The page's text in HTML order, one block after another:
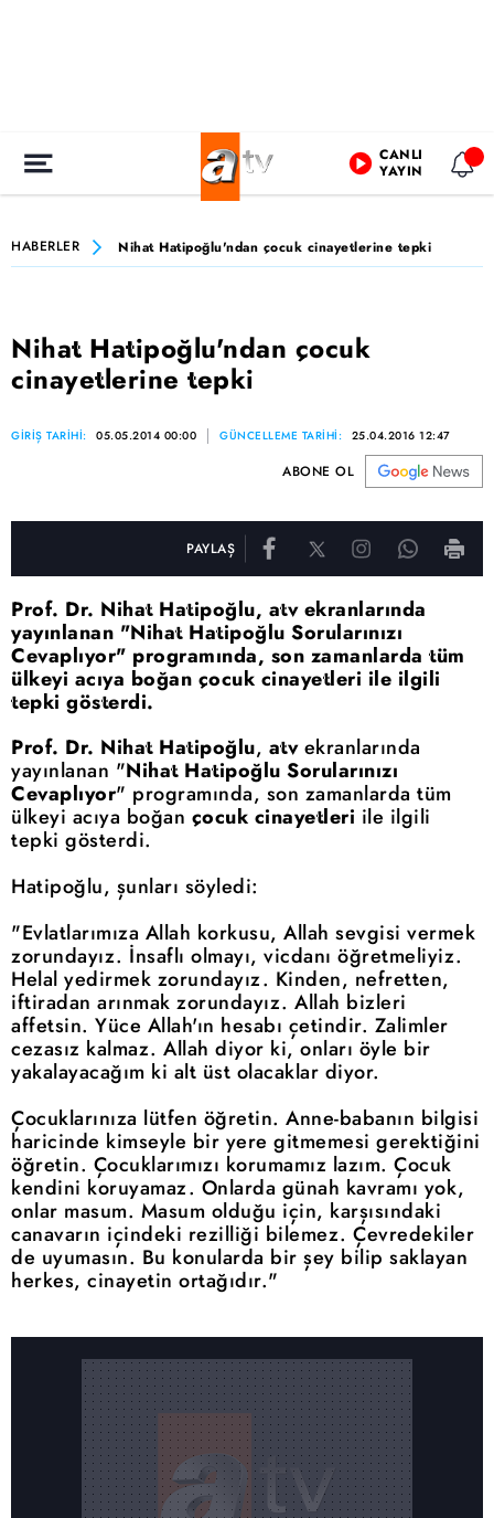
CANLI
YAYIN
HABERLER Nihat Hatipoğlu'ndan çocuk cinayetlerine tepki
Nihat Hatipoğlu'ndan çocuk
cinayetlerine tepki
GİRİŞ TARİHİ: 05.05.2014 00:00 GÜNCELLEME TARİHİ: 25.04.2016 12:47
ABONE OL
PAYLAŞ
Prof. Dr. Nihat Hatipoğlu, atv ekranlarında
yayınlanan "Nihat Hatipoğlu Sorularınızı
Cevaplıyor" programında, son zamanlarda tüm
ülkeyi acıya boğan çocuk cinayetleri ile ilgili
tepki gösterdi.
Prof. Dr. Nihat Hatipoğlu, atvekranlarında
yayınlanan "Nihat Hatipoğlu Sorularınızı
Cevaplıyor" programında, son zamanlarda tüm
ülkeyi acıya boğan çocuk cinayetleri ile ilgili
tepki gösterdi.
Hatipoğlu, şunları söyledi:
"Evlatlarımıza Allah korkusu, Allah sevgisi vermek
zorundayız. İnsaflı olmayı, vicdanı öğretmeliyiz.
Helal yedirmek zorundayız. Kinden, nefretten,
iftiradan arınmak zorundayız. Allah bizleri
affetsin. Yüce Allah'ın hesabı çetindir. Zalimler
cezasız kalmaz. Allah diyor ki, onları öyle bir
yakalayacağım ki alt üst olacaklar diyor.
Çocuklarınıza lütfen öğretin. Anne-babanın bilgisi
haricinde kimseyle bir yere gitmemesi gerektiğini
öğretin. Çocuklarımızı korumamız lazım. Çocuk
kendini koruyamaz. Onlarda günah kavramı yok,
onlar masum. Masum olduğu için, karşısındaki
canavarın içindeki rezilliği bilemez. Çevredekiler
de uyumasın. Bu konularda bir şey bilip saklayan
herkes, cinayetin ortağıdır."